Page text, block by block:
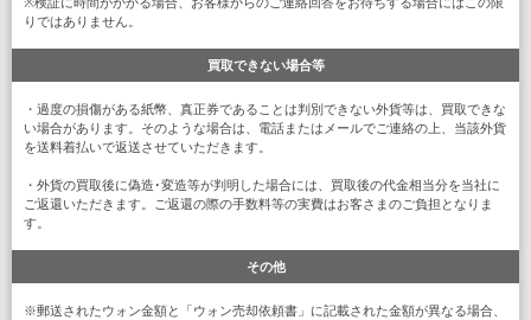
りではありません。
買取できない場合等
・過度の損傷がある紙幣、真正券であることは判別できない外貨等は、買取できな
い場合があります。そのような場合は、電話またはメールでご連絡の上、当該外貨
を送料着払いで返送させていただきます。
・外貨の買取後に偽造･変造等が判明した場合には、買取後の代金相当分を当社に
ご返還いただきます。ご返還の際の手数料等の実費はお客さまのご負担となりま
す。
その他
※郵送されたウォン金額と「ウォン売却依頼書」に記載された金額が異なる場合、